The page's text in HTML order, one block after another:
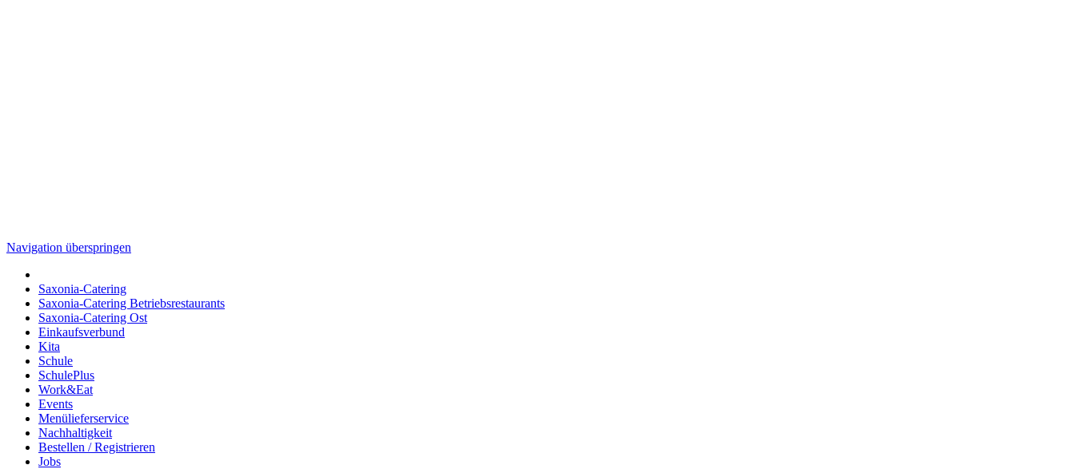
Navigation überspringen
Saxonia-Catering
Saxonia-Catering Betriebsrestaurants
Saxonia-Catering Ost
Einkaufsverbund
Kita
Schule
SchulePlus
Work&Eat
Events
Menülieferservice
Nachhaltigkeit
Bestellen / Registrieren
Jobs